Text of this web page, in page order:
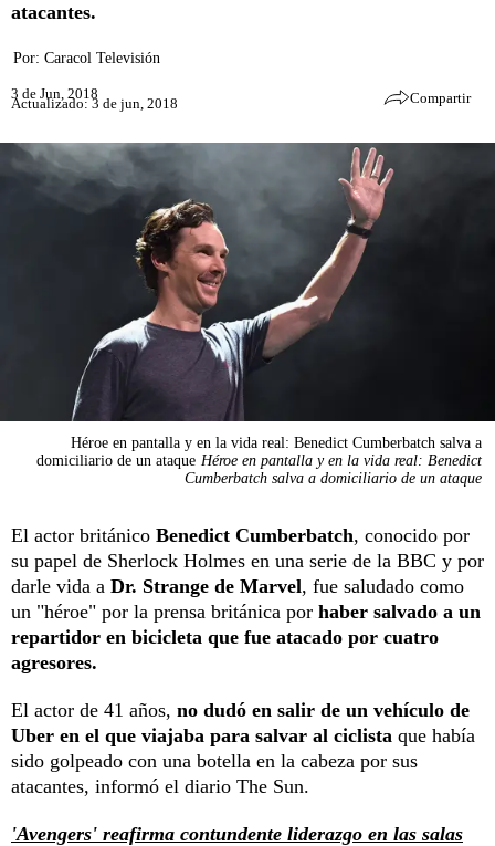
atacantes.
Por: Caracol Televisión
3 de Jun, 2018
Actualizado: 3 de jun, 2018 Compartir
Héroe en pantalla y en la vida real: Benedict Cumberbatch salva a
domiciliario de un ataque Héroe en pantalla y en la vida real: Benedict
Cumberbatch salva a domiciliario de un ataque
El actor británico Benedict Cumberbatch, conocido por
su papel de Sherlock Holmes en una serie de la BBC y por
darle vida a Dr. Strange de Marvel, fue saludado como
un "héroe" por la prensa británica por haber salvado a un
repartidor en bicicleta que fue atacado por cuatro
agresores.
El actor de 41 años, no dudó en salir de un vehículo de
Uber en el que viajaba para salvar al ciclista que había
sido golpeado con una botella en la cabeza por sus
atacantes, informó el diario The Sun.
'Avengers' reafirma contundente liderazgo en las salas